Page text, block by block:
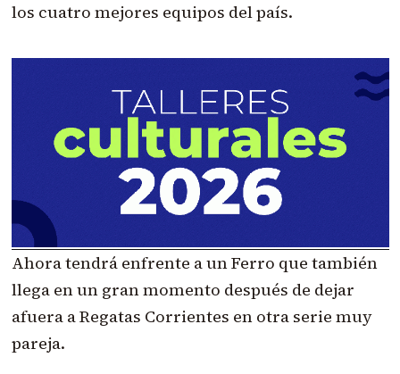
los cuatro mejores equipos del país.
Ahora tendrá enfrente a un Ferro que también
llega en un gran momento después de dejar
afuera a Regatas Corrientes en otra serie muy
pareja.